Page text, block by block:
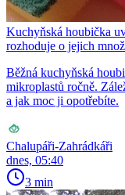
Kuchyňská houbička
rozhoduje o jejich
Běžná kuchyňská
mikroplastů ročně.
a jak moc ji opotřebíte.
Chalupáři-Zahrádkáři
dnes, 05:40
3 min